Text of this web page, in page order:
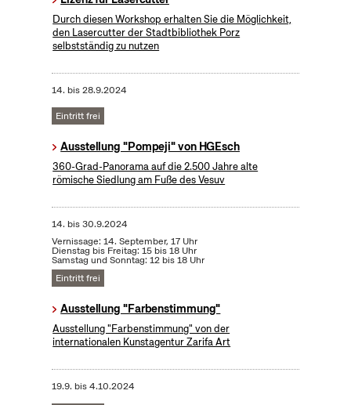
Durch diesen Workshop erhalten Sie die Möglichkeit,
den Lasercutter der Stadtbibliothek Porz
selbstständig zu nutzen
14. bis28.9.2024
Eintritt frei
Ausstellung "Pompeji" von HGEsch
360-Grad-Panorama auf die 2.500 Jahre alte
römische Siedlung am Fuße des Vesuv
14. bis30.9.2024
Vernissage: 14. September, 17 Uhr
Dienstag bis Freitag: 15 bis 18 Uhr
Samstag und Sonntag: 12 bis 18 Uhr
Eintritt frei
Ausstellung "Farbenstimmung"
Ausstellung "Farbenstimmung" von der
internationalen Kunstagentur Zarifa Art
19.9. bis4.10.2024